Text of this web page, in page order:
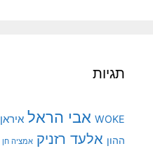
תגיות
WOKE אבי הראל איראן
ההון אלעד רזניק אמציה חן